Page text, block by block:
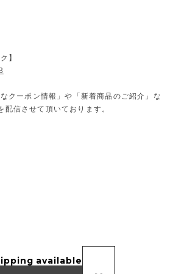
】
クーポン情報」や「新着商品のご紹介」な
配信させて頂いております。
available